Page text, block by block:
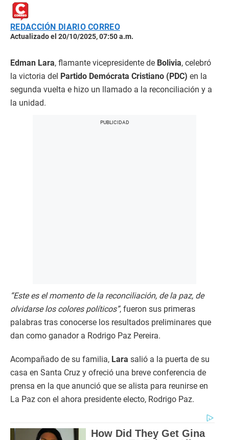
REDACCIÓN DIARIO CORREO
Actualizado el 20/10/2025, 07:50 a.m.
Edman Lara, flamante vicepresidente de Bolivia, celebró
la victoria del Partido Demócrata Cristiano (PDC) en la
segunda vuelta e hizo un llamado a la reconciliación y a
la unidad.
“Este es el momento de la reconciliación, de la paz, de
olvidarse los colores políticos”, fueron sus primeras
palabras tras conocerse los resultados preliminares que
dan como ganador a Rodrigo Paz Pereira.
Acompañado de su familia, Lara salió a la puerta de su
casa en Santa Cruz y ofreció una breve conferencia de
prensa en la que anunció que se alista para reunirse en
La Paz con el ahora presidente electo, Rodrigo Paz.